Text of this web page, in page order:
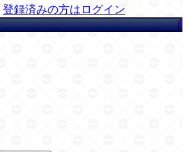
登録済みの方はログイン